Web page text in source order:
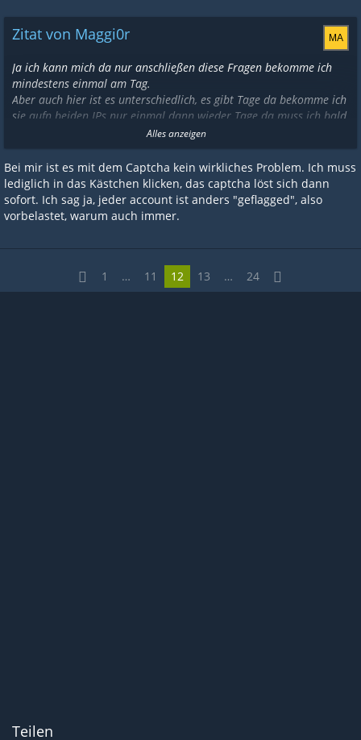
Zitat von Maggi0r
Ja ich kann mich da nur anschließen diese Fragen bekomme ich
mindestens einmal am Tag.
Aber auch hier ist es unterschiedlich, es gibt Tage da bekomme ich
sie aufn beiden IPs nur einmal dann wieder Tage da muss ich bald
alle 3 Stunden sorry für den Ausdruck "diese dämlichen Fragen"
beantworten wobei die Fragen nicht mal das Problem sind
sondern eher die Captachs die meistens es im dritten oder vierten
Anlauf dann richtig sind.
Was ich aber festgestellt habe ist dass der Brave Browser
Engine basiert.
Bezüglich der Einnahmen sieht es bei mir so aus dass ich auf
beiden IPs jeweils 5 Bars habe und so im Schnitt auf 2600 Punkte
Alles anzeigen
Bei mir ist es mit dem Captcha kein wirkliches Problem. Ich muss
lediglich in das Kästchen klicken, das captcha löst sich dann
sofort. Ich sag ja, jeder account ist anders "geflagged", also
vorbelastet, warum auch immer.
1 … 11 12 13 … 24
Teilen